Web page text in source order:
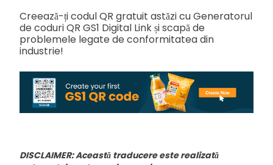
Creează-ți codul QR gratuit astăzi cu Generatorul
de coduri QR GS1 Digital Link și scapă de
problemele legate de conformitatea din
industrie!
DISCLAIMER: Această traducere este realizată